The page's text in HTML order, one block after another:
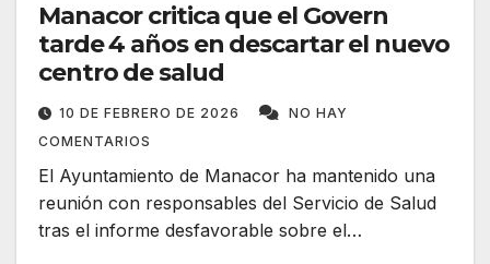
Manacor critica que el Govern
tarde 4 años en descartar el nuevo
centro de salud
10 DE FEBRERO DE 2026
NO HAY
COMENTARIOS
El Ayuntamiento de Manacor ha mantenido una
reunión con responsables del Servicio de Salud
tras el informe desfavorable sobre el…